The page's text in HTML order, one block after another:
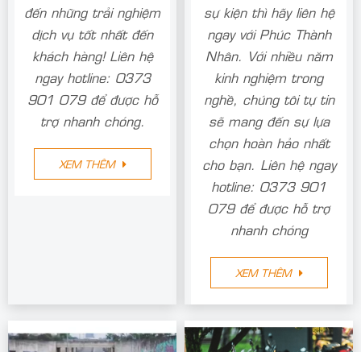
đến những trải nghiệm
dịch vụ tốt nhất đến
khách hàng! Liên hệ
ngay hotline: 0373
901 079 để được hỗ
trợ nhanh chóng.
XEM THÊM
sự kiện thì hãy liên hệ
ngay với Phúc Thành
Nhân. Với nhiều năm
kinh nghiệm trong
nghề, chúng tôi tự tin
sẽ mang đến sự lựa
chọn hoàn hảo nhất
cho bạn. Liên hệ ngay
hotline: 0373 901
079 để được hỗ trợ
nhanh chóng
XEM THÊM